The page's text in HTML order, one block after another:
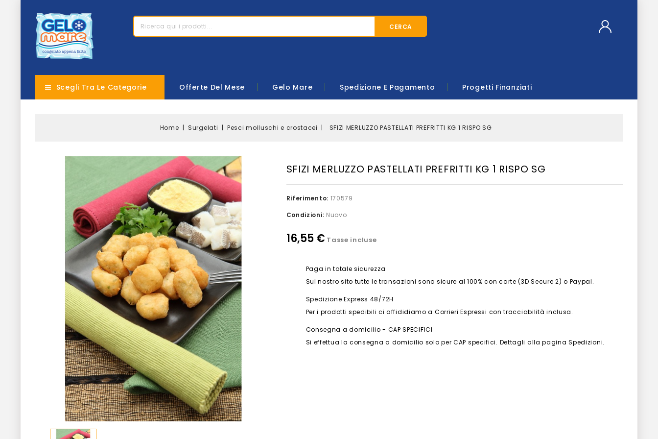
CERCA
Scegli Tra Le Categorie Offerte Del Mese Gelo Mare Spedizione E Pagamento Progetti Finanziati
Home Surgelati Pesci molluschi e crostacei SFIZI MERLUZZO PASTELLATI PREFRITTI KG 1 RISPO SG
SFIZI MERLUZZO PASTELLATI PREFRITTI KG 1 RISPO SG
Riferimento: 170579
Condizioni: Nuovo
16,55 € Tasse incluse
Paga in totale sicurezza
Sul nostro sito tutte le transazioni sono sicure al 100% con carte (3D Secure 2) o Paypal.
Spedizione Express 48/72H
Per i prodotti spedibili ci affididiamo a Corrieri Espressi con tracciabilità inclusa.
Consegna a domicilio - CAP SPECIFICI
Si effettua la consegna a domicilio solo per CAP specifici. Dettagli alla pagina Spedizioni.